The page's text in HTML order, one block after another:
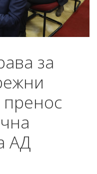
за
пренос
АД